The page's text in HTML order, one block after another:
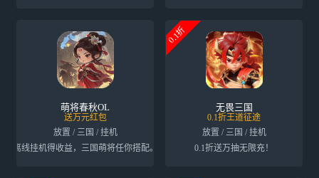
萌将春秋OL
送万元红包
放置 / 三国 / 挂机
离线挂机得收益，三国萌将任你搭配。
0.1折
无畏三国
0.1折王道征途
放置 / 三国 / 挂机
0.1折送万抽无限充！